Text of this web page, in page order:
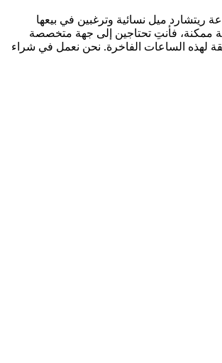
ريتشارد ميل نسائية وترغبين في بيعها
ممكنة، فأنتِ تحتاجين إلى جهة متخصصة
لهذه الساعات الفاخرة. نحن نعمل في شراء